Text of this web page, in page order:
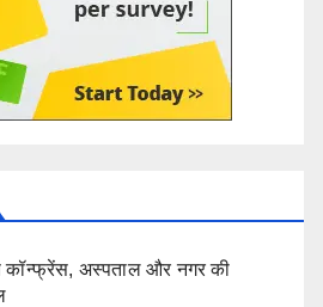
अस्पताल और नगर की